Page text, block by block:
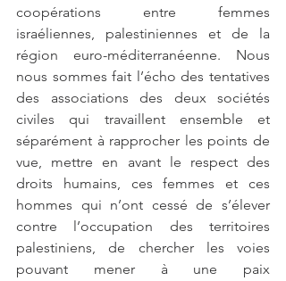
coopérations entre femmes
israéliennes, palestiniennes et de la
région euro-méditerranéenne. Nous
nous sommes fait l’écho des tentatives
des associations des deux sociétés
civiles qui travaillent ensemble et
séparément à rapprocher les points de
vue, mettre en avant le respect des
droits humains, ces femmes et ces
hommes qui n’ont cessé de s’élever
contre l’occupation des territoires
palestiniens, de chercher les voies
pouvant mener à une paix